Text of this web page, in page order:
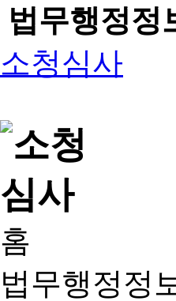
법무행정정
소청심사
홈
법무행정정